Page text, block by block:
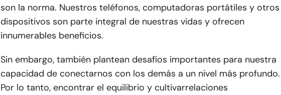
son la norma. Nuestros teléfonos, computadoras portátiles y otros
dispositivos son parte integral de nuestras vidas y ofrecen
innumerables beneficios.
Sin embargo, también plantean desafíos importantes para nuestra
capacidad de conectarnos con los demás a un nivel más profundo.
Por lo tanto, encontrar el equilibrio y cultivarrelaciones